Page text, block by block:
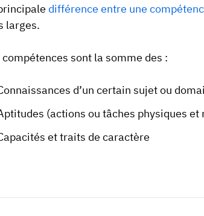
différence entre une
larges.
compétences sont la somme des :
d’un certain sujet ou
(actions ou tâches physiques
et traits de caractère